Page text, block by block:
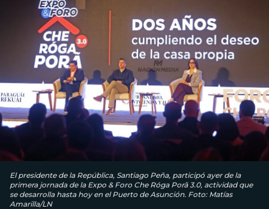
El presidente de la República, Santiago Peña, participó ayer de la
primera jornada de la Expo & Foro Che Róga Porã 3.0, actividad que
se desarrolla hasta hoy en el Puerto de Asunción. Foto: Matías
Amarilla/LN